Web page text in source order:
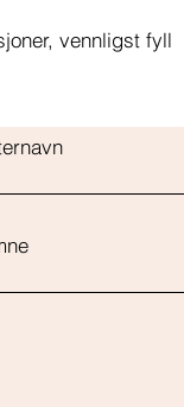
vennligst fyll